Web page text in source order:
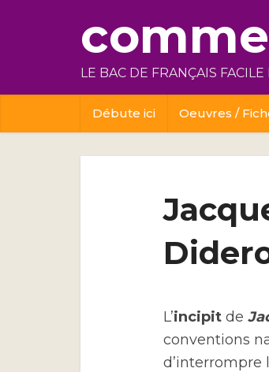
LE BAC DE FRANÇAIS FACILE
Débute ici Oeuvres /
L’incipit de
conventions
d’interrompre